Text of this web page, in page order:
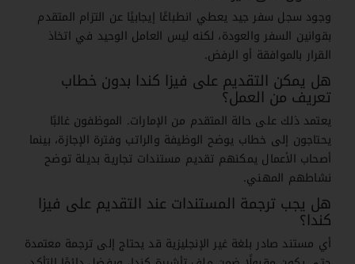
وجود سجل سفر جيد يعطي انطباعًا إيجابيًا عن التزام المتقدم
بقوانين السفر والعودة، لكنه ليس العامل الوحيد في اتخاذ
القرار بالموافقة أو الرفض.
هل يمكن التقديم على فيزا كندا بدون خطاب
تعريف من العمل؟
يعتمد ذلك على حالة المتقدم من الإمارات. الموظفون غالبًا
يحتاجون إلى خطاب يوضح الوظيفة والراتب وفترة الإجازة، بينما
أصحاب الأعمال يمكنهم تقديم مستندات تجارية بديلة توضح
نشاطهم المهني.
هل يجب ترجمة المستندات عند التقديم على فيزا
كندا؟
أي مستند صادر بلغة غير الإنجليزية قد يحتاج إلى ترجمة معتمدة